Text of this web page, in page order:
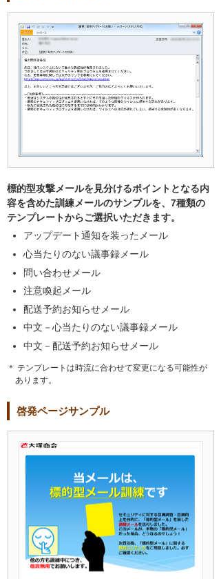
標的型攻撃メールを見分けるポイントとなる内
容を含めた訓練メールのサンプルを、7種類の
テンプレートからご選択いただきます。
アップデート通知を装ったメール
心当たりのない議事録メール
問い合わせメール
注意喚起メール
配送予約お知らせメール
中文－心当たりのない議事録メール
中文－配送予約お知らせメール
＊ テンプレートは時流に合わせて変更になる可能性が
あります。
啓発ページサンプル